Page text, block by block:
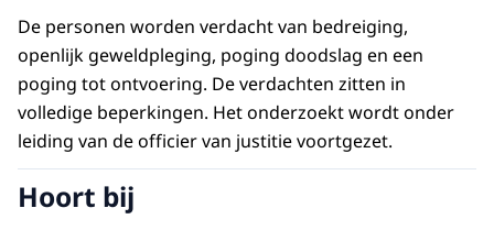
De personen worden verdacht van bedreiging,
openlijk geweldpleging, poging doodslag en een
poging tot ontvoering. De verdachten zitten in
volledige beperkingen. Het onderzoekt wordt onder
leiding van de officier van justitie voortgezet.
Hoort bij